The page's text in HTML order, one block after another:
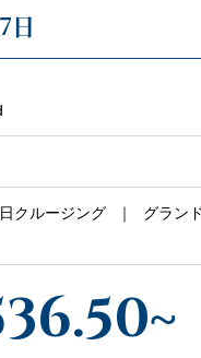
日
クルージング グラン
~